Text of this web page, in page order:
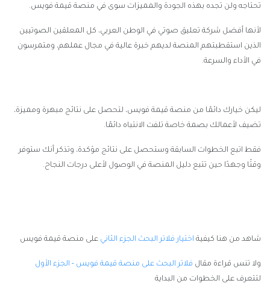
تحتاجه ولن تجده بهذه الجودة والمميزات سوى في منصة قيمة فويس.
لأنها أفضل شركة تعليق صوتي في الوطن العربي، كل المعلقين الصوتيين
الذين استقطبتهم المنصة لديهم خبرة عالية في مجال عملهم، ومتمرسون
في الأداء والسرعة.
ليكن خيارك دائمًا من منصة قيمة فويس، لتحصل على نتائج مبهرة ومميزة،
تضيف لأعمالك بصمة خاصة تلفت الانتباه دائمًا.
فقط اتبع الخطوات السابقة وستحصل على نتائج مؤكدة، وتذكر أنك ستوفر
وقتًا وجهدًا حين تتبع دليل المنصة في الوصول لأعلى درجات النجاح.
شاهد من هنا كيفية اختيار فلاتر البحث الجزء الثاني على منصة قيمة فويس
ولا تنس قراءة مقال فلاتر البحث على منصة قيمة فويس - الجزء الأول
لتتعرف على الخطوات من البداية